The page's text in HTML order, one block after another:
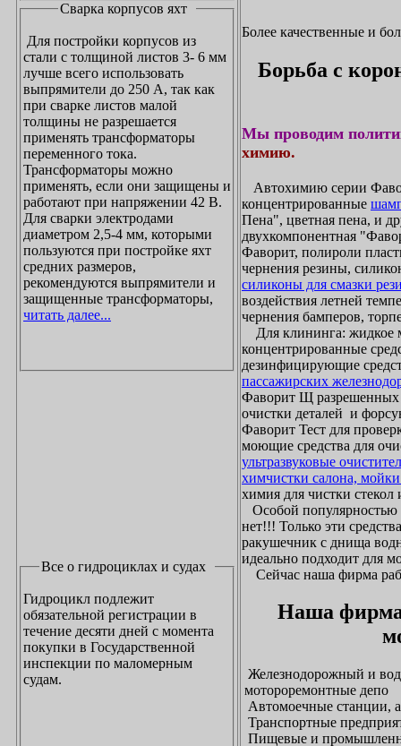
Сварка корпусов яхт
Для постройки корпусов из
стали с толщиной листов 3- 6 мм
лучше всего использовать
выпрямители до 250 А, так как
при сварке листов малой
толщины не разрешается
применять трансформаторы
переменного тока.
Трансформаторы можно
применять, если они защищены и
работают при напряжении 42 В.
Для сварки электродами
диаметром 2,5-4 мм, которыми
пользуются при постройке яхт
средних размеров,
рекомендуются выпрямители и
защищенные трансформаторы,
читать далее...
Все о гидроциклах и судах
Гидроцикл подлежит
обязательной регистрации в
течение десяти дней с момента
покупки в Государственной
инспекции по маломерным
судам.
Более качественные и
Борьба с
Мы проводим
химию.
Автохимию серии
концентрированные
Пена", цветная пена, и
двухкомпонентная
Фаворит, полироли
чернения резины,
силиконы для смазки
воздействия летней
чернения бамперов,
Для клининга: жидкое
концентрированные
дезинфицирующие
пассажирских
Фаворит Щ
очистки деталей и
Фаворит Тест для
моющие средства для
ультразвуковые
химчистки салона,
химия для чистки стекол
Особой популярностью
нет!!! Только эти
ракушечник с днища
идеально подходит для
Сейчас наша фирма
Наша фирма
Железнодорожный и
мотороремонтные депо
Автомоечные станции,
Транспортные
Пищевые и